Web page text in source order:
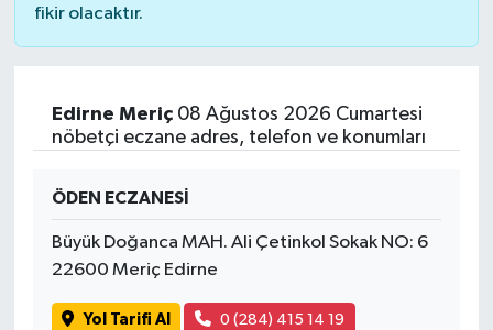
fikir olacaktır.
Edirne Meriç08 Ağustos 2026 Cumartesi
nöbetçi eczane adres, telefon ve konumları
ÖDEN ECZANESİ
Büyük Doğanca MAH. Ali Çetinkol Sokak NO: 6
22600 Meriç Edirne
Yol Tarifi Al 0 (284) 415 14 19